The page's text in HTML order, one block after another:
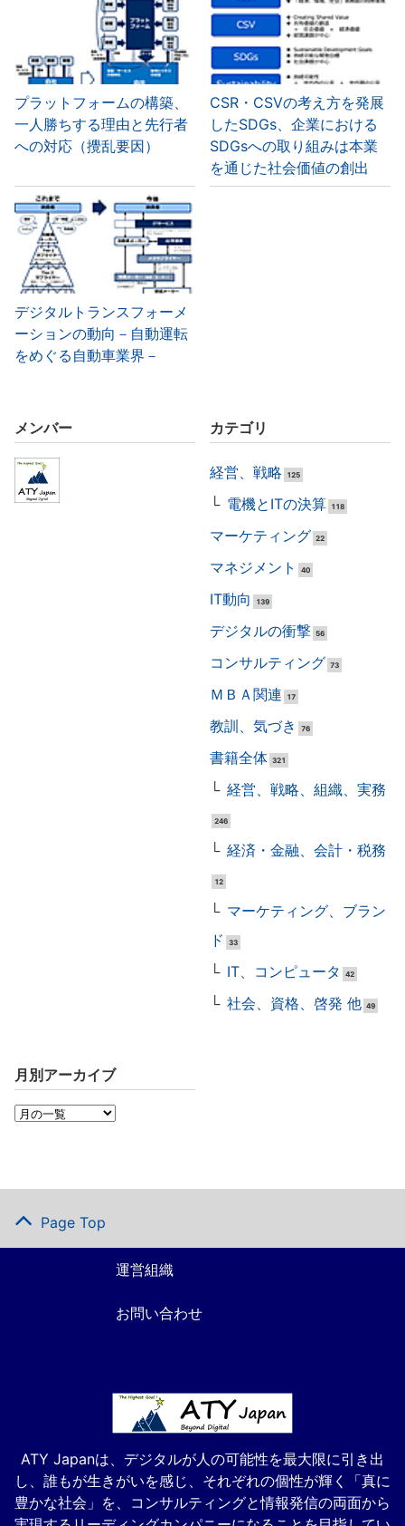
プラットフォームの構築、
一人勝ちする理由と先行者
への対応（攪乱要因）
CSR・CSVの考え方を発展
したSDGs、企業における
SDGsへの取り組みは本業
を通じた社会価値の創出
デジタルトランスフォーメ
ーションの動向－自動運転
をめぐる自動車業界－
メンバー カテゴリ
経営、戦略 125
電機とITの決算 118
マーケティング 22
マネジメント 40
IT動向 139
デジタルの衝撃 56
コンサルティング 73
ＭＢＡ関連 17
教訓、気づき 76
書籍全体 321
経営、戦略、組織、実務
246
経済・金融、会計・税務
12
マーケティング、ブラン
ド
33
IT、コンピュータ 42
社会、資格、啓発 他 49
月別アーカイブ
Page Top
運営組織
お問い合わせ
ATY Japanは、デジタルが人の可能性を最大限に引き出
し、誰もが生きがいを感じ、それぞれの個性が輝く「真に
豊かな社会」を、コンサルティングと情報発信の両面から